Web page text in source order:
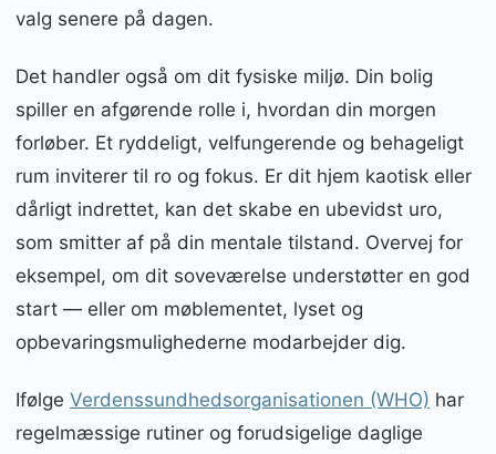
valg senere på dagen.
Det handler også om dit fysiske miljø. Din bolig
spiller en afgørende rolle i, hvordan din morgen
forløber. Et ryddeligt, velfungerende og behageligt
rum inviterer til ro og fokus. Er dit hjem kaotisk eller
dårligt indrettet, kan det skabe en ubevidst uro,
som smitter af på din mentale tilstand. Overvej for
eksempel, om dit soveværelse understøtter en god
start — eller om møblementet, lyset og
opbevaringsmulighederne modarbejder dig.
Ifølge Verdenssundhedsorganisationen (WHO) har
regelmæssige rutiner og forudsigelige daglige